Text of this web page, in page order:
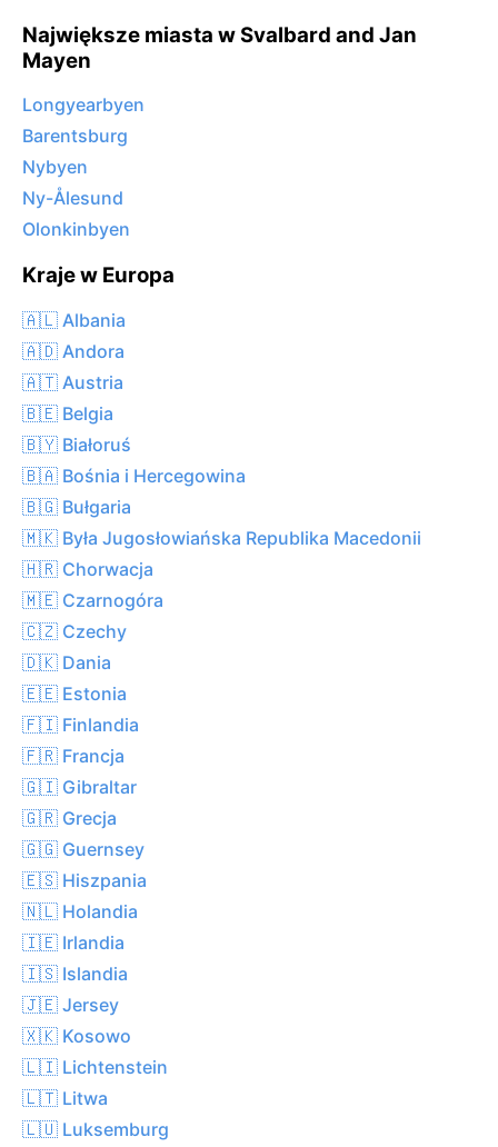
Największe miasta w Svalbard and Jan
Mayen
Longyearbyen
Barentsburg
Nybyen
Ny-Ålesund
Olonkinbyen
Kraje w Europa
🇦🇱 Albania
🇦🇩 Andora
🇦🇹 Austria
🇧🇪 Belgia
🇧🇾 Białoruś
🇧🇦 Bośnia i Hercegowina
🇧🇬 Bułgaria
🇲🇰 Była Jugosłowiańska Republika Macedonii
🇭🇷 Chorwacja
🇲🇪 Czarnogóra
🇨🇿 Czechy
🇩🇰 Dania
🇪🇪 Estonia
🇫🇮 Finlandia
🇫🇷 Francja
🇬🇮 Gibraltar
🇬🇷 Grecja
🇬🇬 Guernsey
🇪🇸 Hiszpania
🇳🇱 Holandia
🇮🇪 Irlandia
🇮🇸 Islandia
🇯🇪 Jersey
🇽🇰 Kosowo
🇱🇮 Lichtenstein
🇱🇹 Litwa
🇱🇺 Luksemburg